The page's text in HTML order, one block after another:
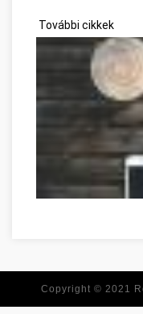
További cikkek
Réponses à toutes
Copyright © 2021